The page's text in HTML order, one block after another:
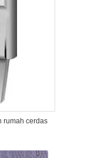
rumah cerdas